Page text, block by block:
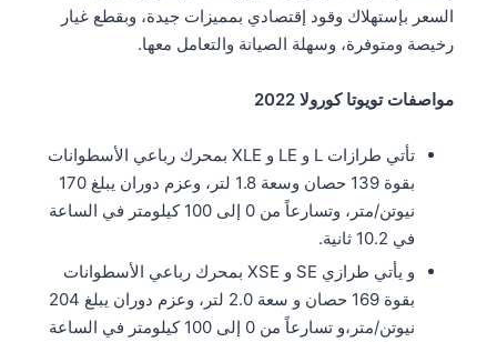
السعر بإستهلاك وقود إقتصادي بمميزات جيدة، وبقطع غيار
رخيصة ومتوفرة، وسهلة الصيانة والتعامل معها.
مواصفات تويوتا كورولا 2022
تأتي طرازات L و LE و XLE بمحرك رباعي الأسطوانات
بقوة 139 حصان وسعة 1.8 لتر، وعزم دوران يبلغ 170
نيوتن/متر، وتسارعاً من 0 إلى 100 كيلومتر في الساعة
في 10.2 ثانية.
و يأتي طرازي SE و XSE بمحرك رباعي الأسطوانات
بقوة 169 حصان و سعة 2.0 لتر، وعزم دوران يبلغ 204
نيوتن/متر،و تسارعاً من 0 إلى 100 كيلومتر في الساعة